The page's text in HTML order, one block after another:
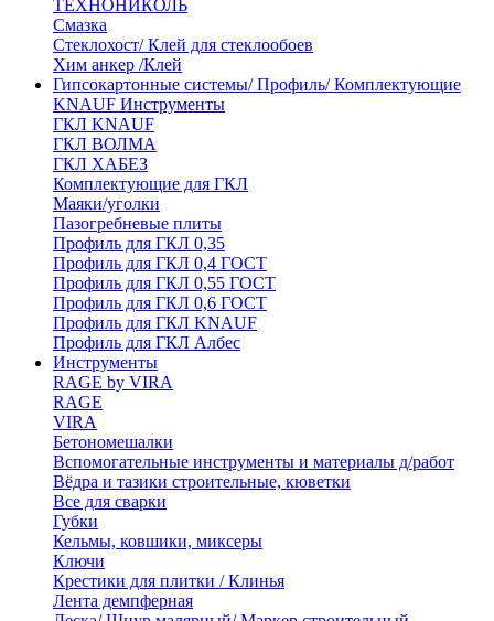
ТЕХНОНИКОЛЬ
Смазка
Стеклохост/ Клей для стеклообоев
Хим анкер /Клей
Гипсокартонные системы/ Профиль/ Комплектующие
KNAUF Инструменты
ГКЛ KNAUF
ГКЛ ВОЛМА
ГКЛ ХАБЕЗ
Комплектующие для ГКЛ
Маяки/уголки
Пазогребневые плиты
Профиль для ГКЛ 0,35
Профиль для ГКЛ 0,4 ГОСТ
Профиль для ГКЛ 0,55 ГОСТ
Профиль для ГКЛ 0,6 ГОСТ
Профиль для ГКЛ KNAUF
Профиль для ГКЛ Албес
Инструменты
RAGE by VIRA
RAGE
VIRA
Бетономешалки
Вспомогательные инструменты и материалы д/работ
Вёдра и тазики строительные, кюветки
Все для сварки
Губки
Кельмы, ковшики, миксеры
Ключи
Крестики для плитки / Клинья
Лента демпферная